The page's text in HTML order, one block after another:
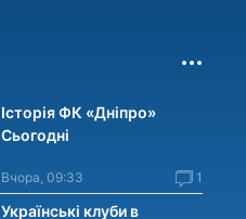
Історія ФК «Дніпро»
Сьогодні
Вчора, 09:33 1
Українські клуби в